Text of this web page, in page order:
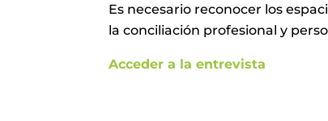
Es necesario reconocer los
la conciliación profesional y
Acceder a la entrevista